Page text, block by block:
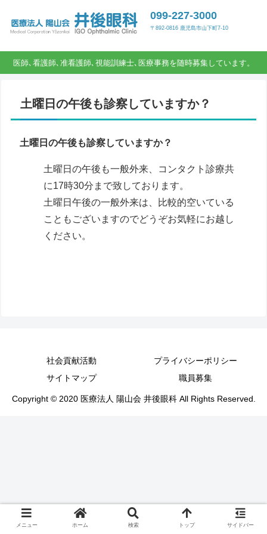
099-227-3000
〒892-0816 鹿児島市山下町7-10
医師､看護師､准看護師､視能訓練士､医療事務を随時募集しています。
土曜日の午後も診察していますか？
土曜日の午後も診察していますか？
土曜日の午後も一般外来、コンタクト診療共
に17時30分まで致しております。
土曜日午後の一般外来は、比較的空いている
こともございますのでどうぞお気軽にお越し
ください。
社会貢献活動
プライバシーポリシー
サイトマップ
職員募集
Copyright © 2020 医療法人 陽山会 井後眼科 All Rights Reserved.
メニュー ホーム 検索 トップ サイドバー